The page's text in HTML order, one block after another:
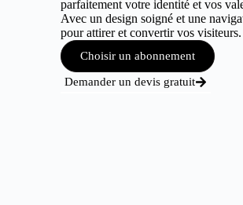
parfaitement votre identité et vos
Avec un design soigné et une
pour attirer et convertir vos visiteurs.
Choisir un abonnement
Demander un devis gratuit